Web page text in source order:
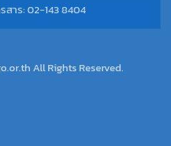
สาร: 02-143 8404
All Rights Reserved.